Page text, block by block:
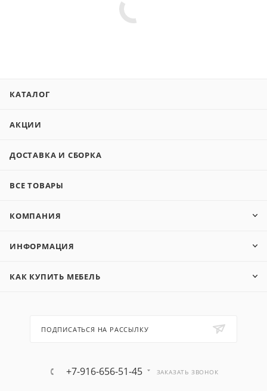
КАТАЛОГ
АКЦИИ
ДОСТАВКА И СБОРКА
ВСЕ ТОВАРЫ
КОМПАНИЯ
ИНФОРМАЦИЯ
КАК КУПИТЬ МЕБЕЛЬ
ПОДПИСАТЬСЯ НА РАССЫЛКУ
+7-916-656-51-45 ЗАКАЗАТЬ ЗВОНОК